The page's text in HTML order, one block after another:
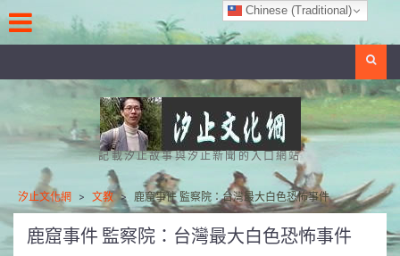
to
content
記載汐止故事與汐止新聞的入口網站
汐止文化網 > 文教 > 鹿窟事件 監察院：台灣最大白色恐怖事件
鹿窟事件 監察院：台灣最大白色恐怖事件
Chinese (Traditional)